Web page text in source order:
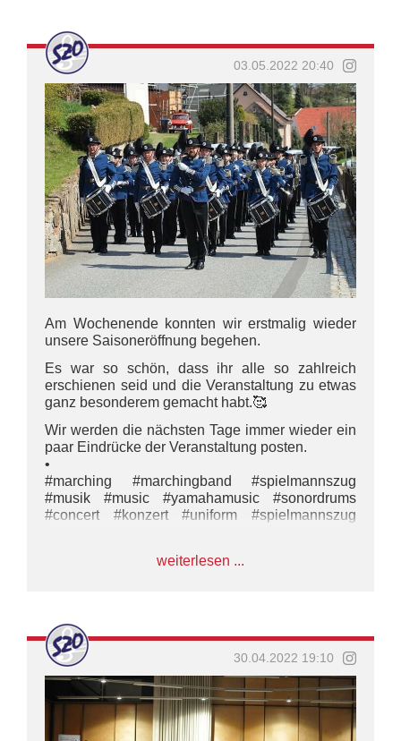
03.05.2022 20:40
Am Wochenende konnten wir erstmalig wieder
unsere Saisoneröffnung begehen.
Es war so schön, dass ihr alle so zahlreich
erschienen seid und die Veranstaltung zu etwas
ganz besonderem gemacht habt.🥰
Wir werden die nächsten Tage immer wieder ein
paar Eindrücke der Veranstaltung posten.
•
#marching #marchingband #spielmannszug
#musik #music #yamahamusic #sonordrums
#concert #konzert #uniform #spielmannszug
weiterlesen ...
30.04.2022 19:10